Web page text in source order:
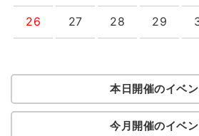
26 27 28 29
本日開催のイベン
今月開催のイベン